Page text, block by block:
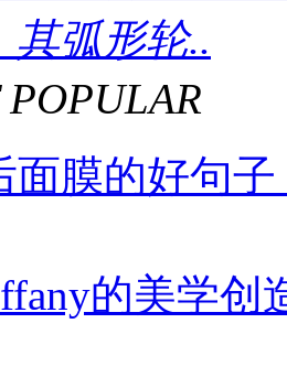
其弧形轮..
POPULAR
面膜的好句
的美学创